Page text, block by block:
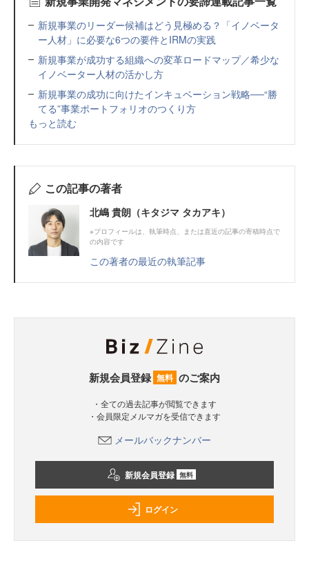
新規事業のリーダー候補はどう見極める？「イノベータ
ー人材」に必要な6つの要件とIRMの実践
新規事業が成功する組織への変革ロードマップ／希少な
イノベーター人材の活かし方
新規事業の成功に向けたインキュベーション戦略──“勝
てる”事業ポートフォリオのつくり方
もっと読む
この記事の著者
北嶋 貴朗（キタジマ タカアキ）
※プロフィールは、執筆時点、または直近の記事の寄稿時点で
の内容です
この著者の最近の執筆記事
新規会員登録 無料 のご案内
・全ての過去記事が閲覧できます
・会員限定メルマガを受信できます
メールバックナンバー
新規会員登録 無料
ログイン